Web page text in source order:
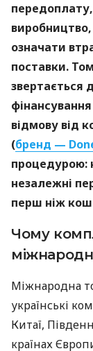
означати
поставки.
звертається
відмову від
(бренд —
процедурою:
незалежні
перш ніж
Чому
Міжнародна
українські
Китаї,
країнах